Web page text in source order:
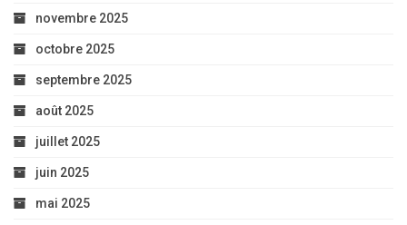
novembre 2025
octobre 2025
septembre 2025
août 2025
juillet 2025
juin 2025
mai 2025